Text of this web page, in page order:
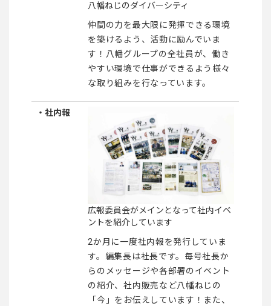
八幡ねじのダイバーシティ
仲間の力を最大限に発揮できる環境
を築けるよう、活動に励んでいま
す！八幡グループの全社員が、働き
やすい環境で仕事ができるよう様々
な取り組みを行なっています。
・社内報
広報委員会がメインとなって社内イベ
ントを紹介しています
2か月に一度社内報を発行していま
す。編集長は社長です。毎号社長か
らのメッセージや各部署のイベント
の紹介、社内販売など八幡ねじの
「今」をお伝えしています！また、